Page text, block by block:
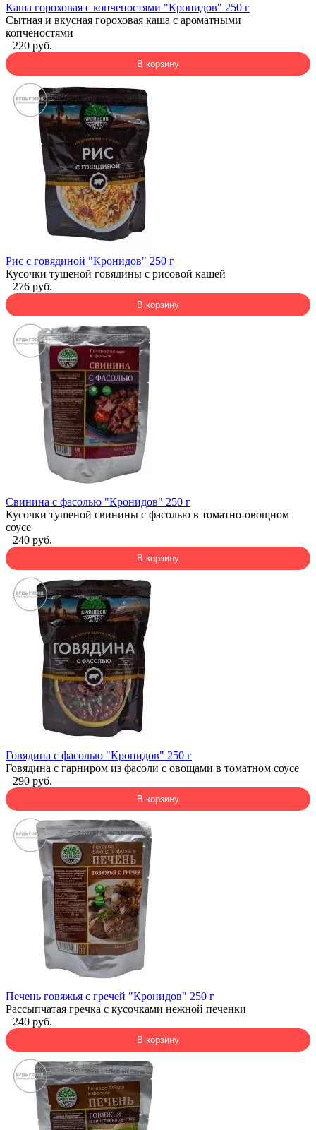
Каша гороховая с копченостями "Кронидов" 250 г
Сытная и вкусная гороховая каша с ароматными
копченостями
220 руб.
В корзину
Рис с говядиной "Кронидов" 250 г
Кусочки тушеной говядины с рисовой кашей
276 руб.
В корзину
Свинина с фасолью "Кронидов" 250 г
Кусочки тушеной свинины с фасолью в томатно-овощном
соусе
240 руб.
В корзину
Говядина с фасолью "Кронидов" 250 г
Говядина с гарниром из фасоли с овощами в томатном соусе
290 руб.
В корзину
Печень говяжья с гречей "Кронидов" 250 г
Рассыпчатая гречка с кусочками нежной печенки
240 руб.
В корзину